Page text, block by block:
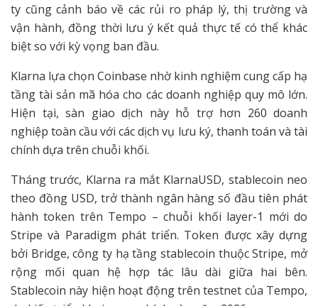
ty cũng cảnh báo về các rủi ro pháp lý, thị trường và
vận hành, đồng thời lưu ý kết quả thực tế có thể khác
biệt so với kỳ vọng ban đầu.
Klarna lựa chọn Coinbase nhờ kinh nghiệm cung cấp hạ
tầng tài sản mã hóa cho các doanh nghiệp quy mô lớn.
Hiện tại, sàn giao dịch này hỗ trợ hơn 260 doanh
nghiệp toàn cầu với các dịch vụ lưu ký, thanh toán và tài
chính dựa trên chuỗi khối.
Tháng trước, Klarna ra mắt KlarnaUSD, stablecoin neo
theo đồng USD, trở thành ngân hàng số đầu tiên phát
hành token trên Tempo – chuỗi khối layer-1 mới do
Stripe và Paradigm phát triển. Token được xây dựng
bởi Bridge, công ty hạ tầng stablecoin thuộc Stripe, mở
rộng mối quan hệ hợp tác lâu dài giữa hai bên.
Stablecoin này hiện hoạt động trên testnet của Tempo,